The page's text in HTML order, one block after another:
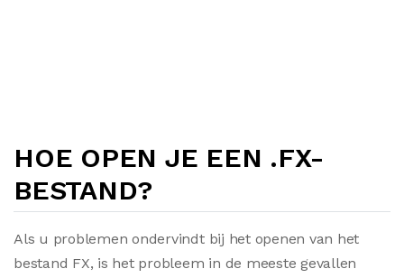
HOE OPEN JE EEN .FX-
BESTAND?
Als u problemen ondervindt bij het openen van het
bestand FX, is het probleem in de meeste gevallen